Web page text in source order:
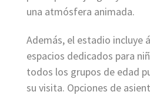
una atmósfera animada.
Además, el estadio incluye
espacios dedicados para
todos los grupos de edad
su visita. Opciones de